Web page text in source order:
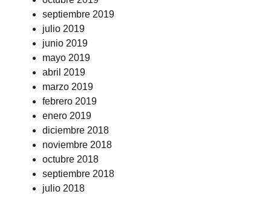
septiembre 2019
julio 2019
junio 2019
mayo 2019
abril 2019
marzo 2019
febrero 2019
enero 2019
diciembre 2018
noviembre 2018
octubre 2018
septiembre 2018
julio 2018